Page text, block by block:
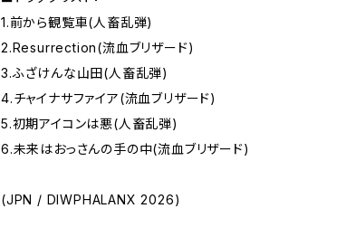
1.前から観覧車(人畜乱弾)
2.Resurrection(流血ブリザード)
3.ふざけんな山田(人畜乱弾)
4.チャイナサファイア(流血ブリザード)
5.初期アイコンは悪(人畜乱弾)
6.未来はおっさんの手の中(流血ブリザード)
(JPN / DIWPHALANX 2026)